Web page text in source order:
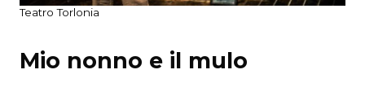
Teatro Torlonia
Mio nonno e il mulo